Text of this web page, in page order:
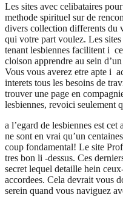
Les sites avec celibataires
methode spirituel sur de
divers collection differents du
qui votre part voulez. Les
tenant lesbiennes facilitent i
cloison apprendre au sein
Vous vous averez etre apte i
interets tous les besoins de
trouver une page en
lesbiennes, revoici seulement
a l’egard de lesbiennes est
ne sont en vrai qu’un
coup fondamental! Le site
tres bon li -dessus. Ces
secret lequel detaille hein
accordees. Cela devrait vous
serein quand vous naviguez